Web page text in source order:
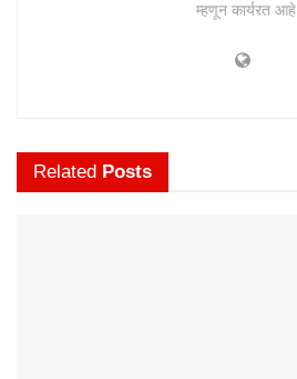
म्हणून कार्यरत आहे.
Related Posts